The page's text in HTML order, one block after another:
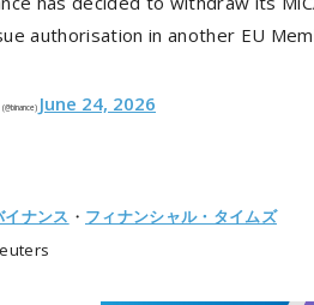
authorisation in another EU
June 24, 2026
イナンス ・ フィナンシャル・タイムズ